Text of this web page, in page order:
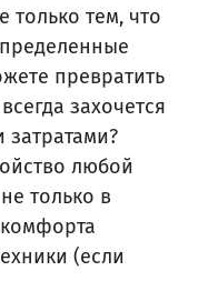
тем, что
превратить
захочется
любой
только в
(если